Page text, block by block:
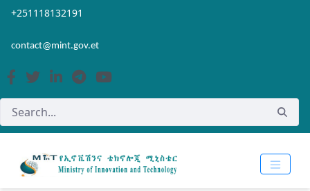
Skip to Main Content
Open Accessibility Menu
+251118132191
contact@mint.gov.et